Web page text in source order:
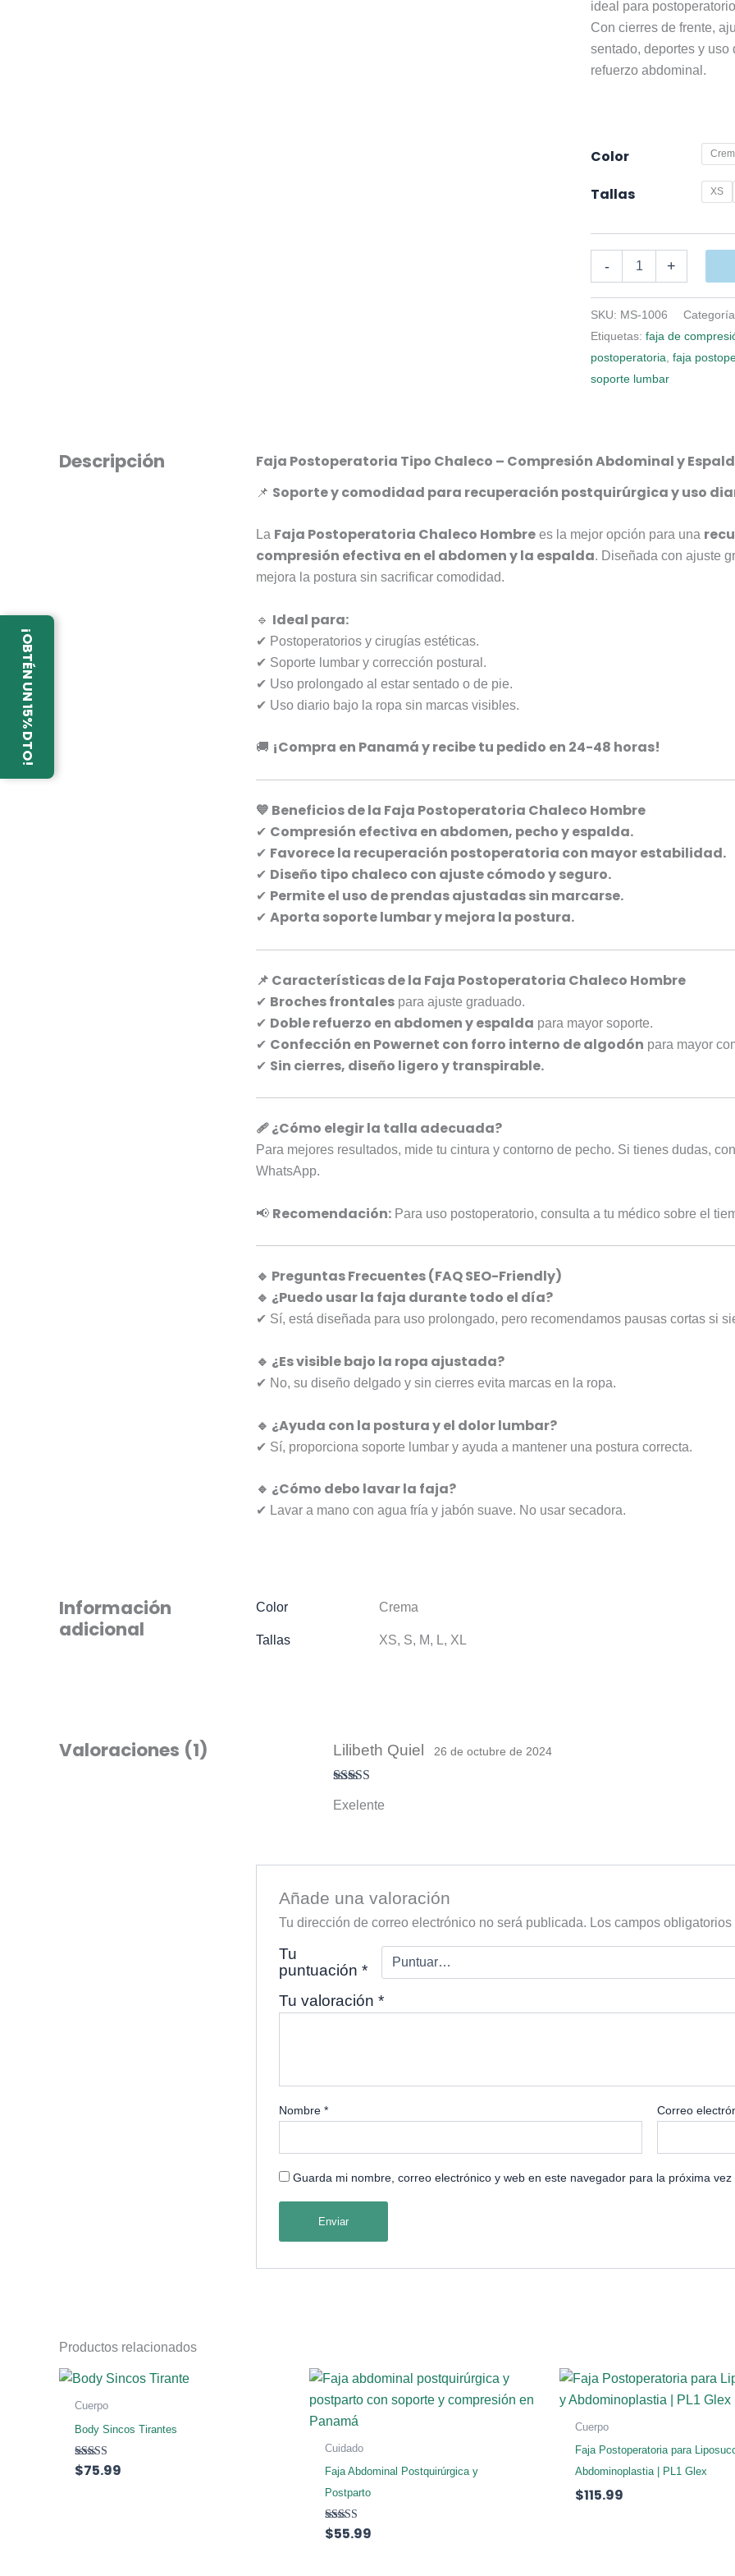
ideal para
Con cierres de frente,
sentado, deportes y uso
refuerzo abdominal.
Color
Tallas XS
-
Postoperatoria
Hombre
cantidad
+
SKU: MS-1006
Etiquetas: faja de
postoperatoria faja
soporte lumbar
Descripción Faja Postoperatoria Tipo Chaleco – Compresión Abdominal y
📌 Soporte y comodidad para recuperación postquirúrgica y uso
La Faja Postoperatoria Chaleco Hombre es la mejor opción para una
compresión efectiva en el abdomen y la espalda. Diseñada con ajuste
mejora la postura sin sacrificar comodidad.
🔹 Ideal para:
✔ Postoperatorios y cirugías estéticas.
✔ Soporte lumbar y corrección postural.
✔ Uso prolongado al estar sentado o de pie.
✔ Uso diario bajo la ropa sin marcas visibles.
🚚 ¡Compra en Panamá y recibe tu pedido en 24-48 horas!
💙 Beneficios de la Faja Postoperatoria Chaleco Hombre
✔ Compresión efectiva en abdomen, pecho y espalda.
✔ Favorece la recuperación postoperatoria con mayor estabilidad.
✔ Diseño tipo chaleco con ajuste cómodo y seguro.
✔ Permite el uso de prendas ajustadas sin marcarse.
✔ Aporta soporte lumbar y mejora la postura.
📌 Características de la Faja Postoperatoria Chaleco Hombre
✔ Broches frontales para ajuste graduado.
✔ Doble refuerzo en abdomen y espalda para mayor soporte.
✔ Confección en Powernet con forro interno de algodón para mayor
✔ Sin cierres, diseño ligero y transpirable.
🩹 ¿Cómo elegir la talla adecuada?
Para mejores resultados, mide tu cintura y contorno de pecho. Si tienes dudas,
WhatsApp.
📢 Recomendación: Para uso postoperatorio, consulta a tu médico sobre el
🔹 Preguntas Frecuentes (FAQ SEO-Friendly)
🔹 ¿Puedo usar la faja durante todo el día?
✔ Sí, está diseñada para uso prolongado, pero recomendamos pausas cortas si
🔹 ¿Es visible bajo la ropa ajustada?
✔ No, su diseño delgado y sin cierres evita marcas en la ropa.
🔹 ¿Ayuda con la postura y el dolor lumbar?
✔ Sí, proporciona soporte lumbar y ayuda a mantener una postura correcta.
🔹 ¿Cómo debo lavar la faja?
✔ Lavar a mano con agua fría y jabón suave. No usar secadora.
Información
adicional
Color Crema
Tallas XS, S, M, L, XL
Valoraciones (1)
5de 5
Lilibeth Quiel 26 de octubre de 2024
Exelente
Añade una valoración
Tu dirección de correo electrónico no será publicada. Los campos
Tu
puntuación *
Tu valoración *
Nombre * Correo
Guarda mi nombre, correo electrónico y web en este navegador para la próxima vez
Productos relacionados
Cuerpo
Body Sincos Tirantes
Valorado con
5.00
$75.99
Cuidado
Faja Abdominal Postquirúrgica y
Postparto
Valorado
con
$55.99
Cuerpo
Faja Postoperatoria para
Abdominoplastia | PL1 Glex
$115.99
¡OBTÉN UN 15% DTO!